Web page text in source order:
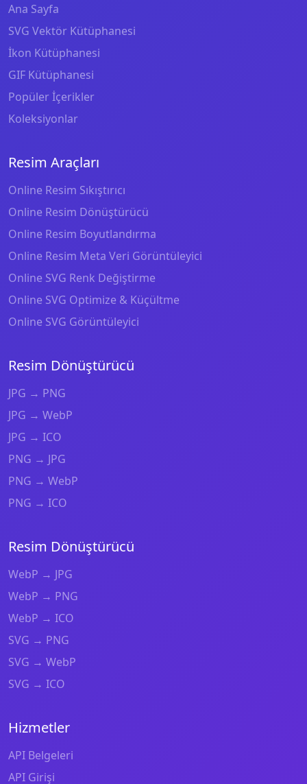
Ana Sayfa
SVG Vektör Kütüphanesi
İkon Kütüphanesi
GIF Kütüphanesi
Popüler İçerikler
Koleksiyonlar
Resim Araçları
Online Resim Sıkıştırıcı
Online Resim Dönüştürücü
Online Resim Boyutlandırma
Online Resim Meta Veri Görüntüleyici
Online SVG Renk Değiştirme
Online SVG Optimize & Küçültme
Online SVG Görüntüleyici
Resim Dönüştürücü
JPG → PNG
JPG → WebP
JPG → ICO
PNG → JPG
PNG → WebP
PNG → ICO
Resim Dönüştürücü
WebP → JPG
WebP → PNG
WebP → ICO
SVG → PNG
SVG → WebP
SVG → ICO
Hizmetler
API Belgeleri
API Girişi